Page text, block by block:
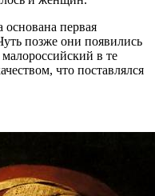
основана первая
позже они появились
в те
что поставлялся